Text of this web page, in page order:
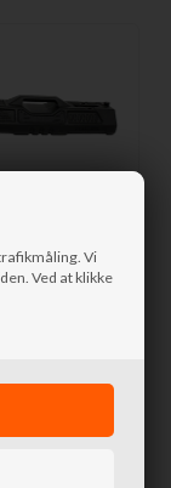
Vi
Ved at klikke